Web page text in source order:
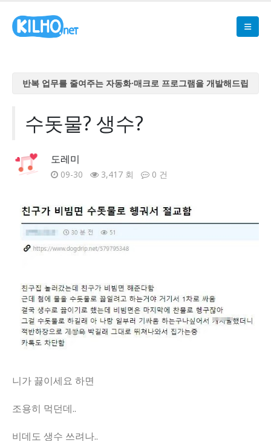
반복 업무를 줄여주는 자동화·매크로 프로그램을 개발해드립
반복 업무를 줄여주는 자동화·매크로 프로그램을 개발해드립
니다
반복 업무를 줄여주는 자동화·매크로 프로그램을 개발해드립
반복 업무를 줄여주는 자동화·매크로 프로그램을 개발해드립
니다
수돗물? 생수?
도레미
09-30 3,417 회 0 건
니가 끓이세요 하면
조용히 먹던데..
비데도 생수 쓰려나..